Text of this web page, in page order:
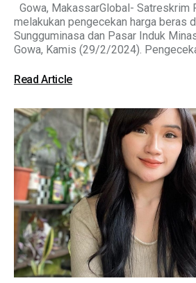
Gowa, MakassarGlobal- Satreskrim
melakukan pengecekan harga beras
Sungguminasa dan Pasar Induk
Gowa, Kamis (29/2/2024).
Read Article